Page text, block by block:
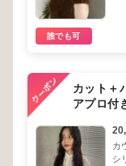
誰でも可
カット＋
アプロ付
カ
シ